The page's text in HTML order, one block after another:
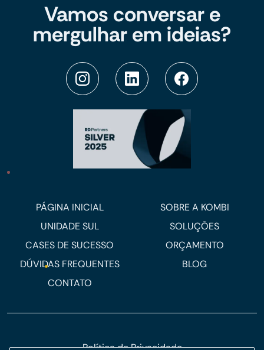
Vamos conversar e
mergulhar em ideias?
PÁGINA INICIAL
SOBRE A KOMBI
UNIDADE SUL
SOLUÇÕES
CASES DE SUCESSO
ORÇAMENTO
DÚVIDAS FREQUENTES
BLOG
CONTATO
Política de Privacidade